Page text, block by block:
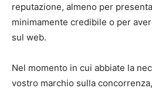
reputazione, almeno per
minimamente credibile o per
sul web.
Nel momento in cui abbiate la
vostro marchio sulla